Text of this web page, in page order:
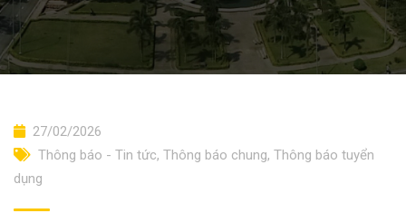
27/02/2026
Thông báo - Tin tức, Thông báo chung, Thông báo tuyển
dụng